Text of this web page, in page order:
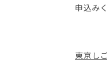
申込み
東京し